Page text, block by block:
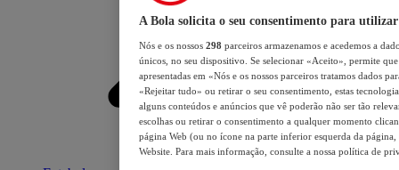
A Bola solicita o seu consentimento para utilizar
Nós e os nossos 298 parceiros armazenamos e acedemos a
únicos, no seu dispositivo. Se selecionar «Aceito», permite
apresentadas em «Nós e os nossos parceiros tratamos dados
«Rejeitar tudo» ou retirar o seu consentimento, estas
alguns conteúdos e anúncios que vê poderão não ser tão
escolhas ou retirar o consentimento a qualquer momento
página Web (ou no ícone na parte inferior esquerda da página,
Website. Para mais informação, consulte a nossa política de